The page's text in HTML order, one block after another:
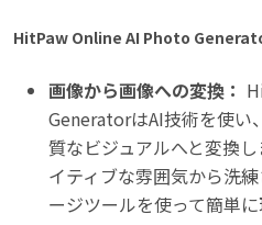
HitPaw Online AI Photo
画像から画像への変換：
GeneratorはAI技術を使い
質なビジュアルへと変換
イティブな雰囲気から洗
ージツールを使って簡単